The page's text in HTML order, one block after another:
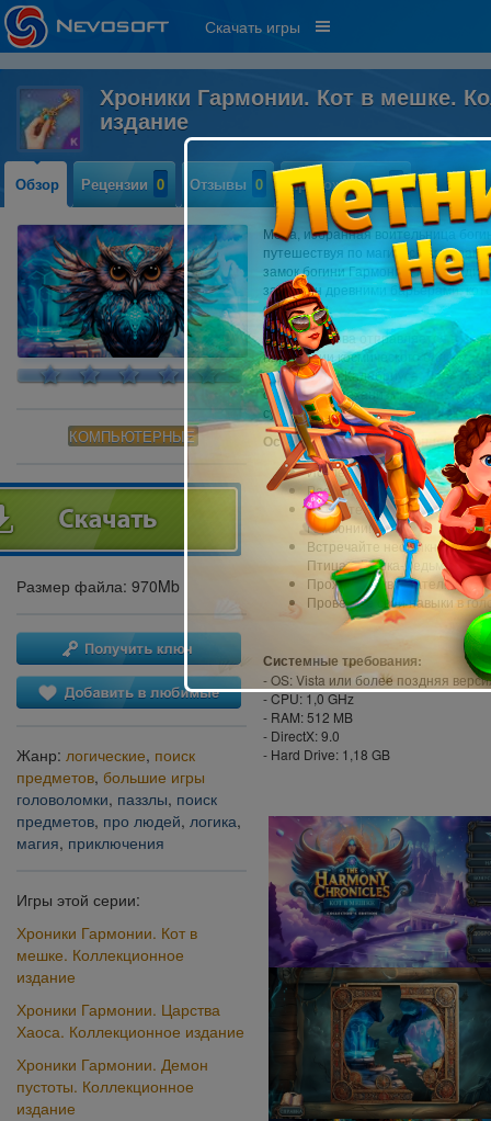
Скачать игры
Хроники Гармонии. Кот в мешке.
издание
Обзор Рецензии 0 Отзывы 0 Прохождение 0
КОМПЬЮТЕРНЫЕ
Размер файла: 970Mb
Жанр: логические, поиск
предметов, большие игры
головоломки, паззлы, поиск
предметов, про людей, логика,
магия, приключения
Игры этой серии:
Хроники Гармонии. Кот в
мешке. Коллекционное
издание
Хроники Гармонии. Царства
Хаоса. Коллекционное издание
Хроники Гармонии. Демон
пустоты. Коллекционное
издание
Мона, избранная воительница
путешествуя по магическим
замок богини Гармонии, но
защищён древними барьерами,
опасности.
Девушка снова отправляется в
нарушении космического баланса.
профессора Кадабриуса, Доброй
сломанные механизмы
сущности Гармонии.
Особенности коллекционного
Исследуйте
Раскройте силу,
Решайте головоломки и
Гармонии!
Встречайте
Птица и Кошка-Ведьма!
Проживите увлекательный,
Проверьте свои навыки в
Системные требования:
- OS: Vista или более поздняя
- CPU: 1,0 GHz
- RAM: 512 MB
- DirectX: 9.0
- Hard Drive: 1,18 GB